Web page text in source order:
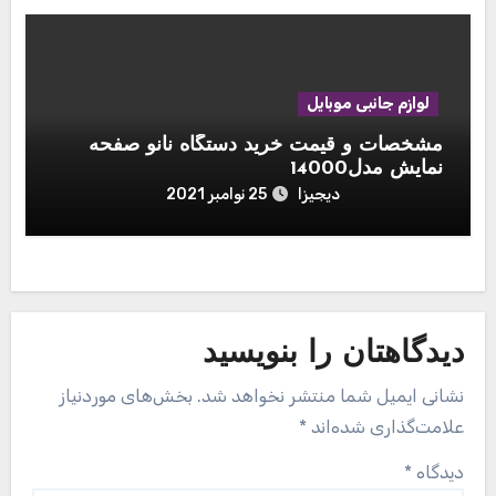
لوازم جانبی موبایل
مشخصات و قیمت خرید دستگاه نانو صفحه
نمایش مدل14000
دیجیزا 25 نوامبر 2021
دیدگاهتان را بنویسید
نشانی ایمیل شما منتشر نخواهد شد. بخش‌های موردنیاز
علامت‌گذاری شده‌اند *
دیدگاه *